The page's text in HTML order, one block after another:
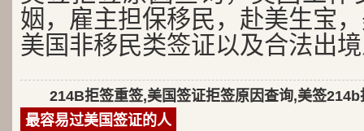
姻，雇主担保移民，赴美生宝
美国非移民类签证以及合法出
214B拒签重签,美国签证拒签原因查询,美签214b
最容易过美国签证的人